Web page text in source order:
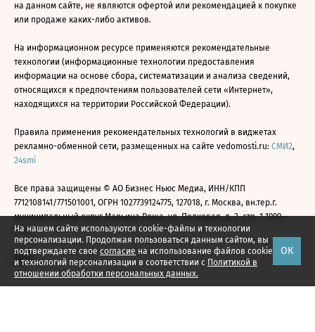
На нашем сайте используются cookie-файлы и технологии
персонализации. Продолжая пользоваться данным сайтом, вы
подтверждаете свое согласие на использование файлов cookie
и технологий персонализации в соответствии с Политикой в
отношении обработки персональных данных.
ОК
на данном сайте, не являются офертой или рекомендацией к покупке
или продаже каких-либо активов.
На информационном ресурсе применяются рекомендательные
технологии (информационные технологии предоставления
информации на основе сбора, систематизации и анализа сведений,
относящихся к предпочтениям пользователей сети «Интернет»,
находящихся на территории Российской Федерации).
Правила применения рекомендательных технологий в виджетах
рекламно-обменной сети, размещенных на сайте vedomosti.ru: СМИ2,
24smi
Все права защищены © АО Бизнес Ньюс Медиа, ИНН/КПП
7712108141/771501001, ОГРН 1027739124775, 127018, г. Москва, вн.тер.г.
муниципальный округ Марьина Роща, ул. Полковая, д. 3, стр. 1 1999—
2026